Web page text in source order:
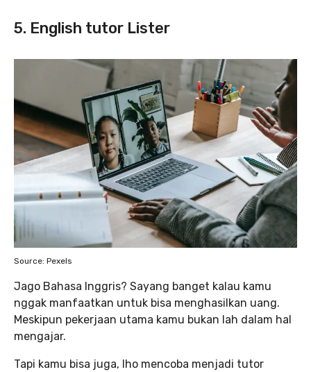
5. English tutor Lister
Source: Pexels
Jago Bahasa Inggris? Sayang banget kalau kamu
nggak manfaatkan untuk bisa menghasilkan uang.
Meskipun pekerjaan utama kamu bukan lah dalam hal
mengajar.
Tapi kamu bisa juga, lho mencoba menjadi tutor